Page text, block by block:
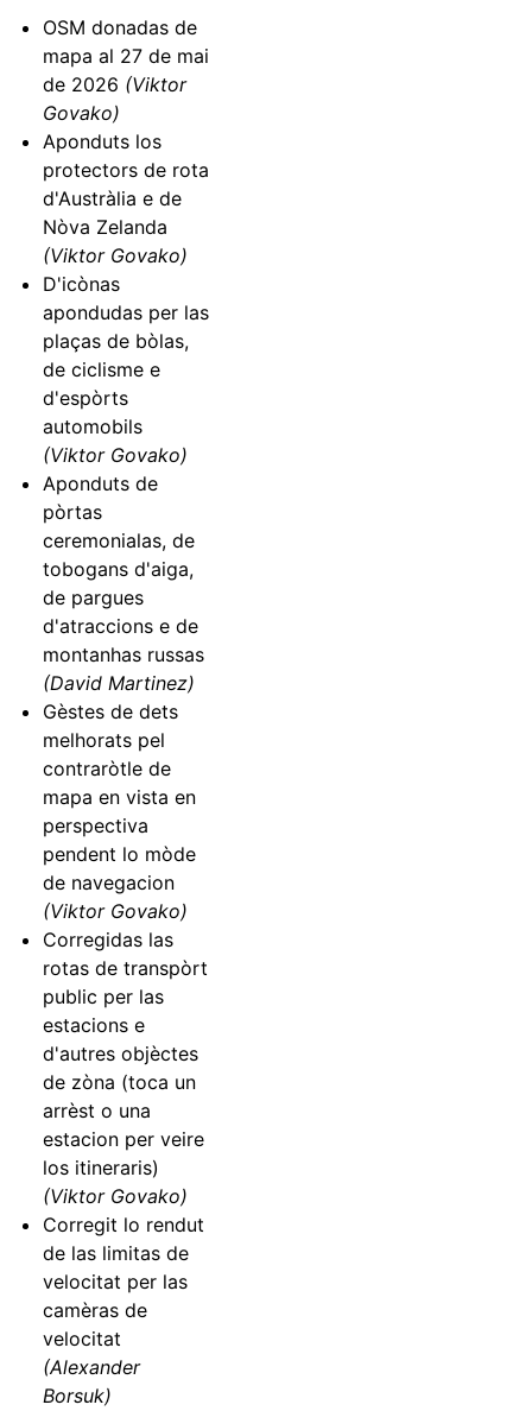
OSM donadas de
mapa al 27 de mai
de 2026 (Viktor
Govako)
Aponduts los
protectors de rota
d'Austràlia e de
Nòva Zelanda
(Viktor Govako)
D'icònas
apondudas per las
plaças de bòlas,
de ciclisme e
d'espòrts
automobils
(Viktor Govako)
Aponduts de
pòrtas
ceremonialas, de
tobogans d'aiga,
de pargues
d'atraccions e de
montanhas russas
(David Martinez)
Gèstes de dets
melhorats pel
contraròtle de
mapa en vista en
perspectiva
pendent lo mòde
de navegacion
(Viktor Govako)
Corregidas las
rotas de transpòrt
public per las
estacions e
d'autres objèctes
de zòna (toca un
arrèst o una
estacion per veire
los itineraris)
(Viktor Govako)
Corregit lo rendut
de las limitas de
velocitat per las
camèras de
velocitat
(Alexander
Borsuk)